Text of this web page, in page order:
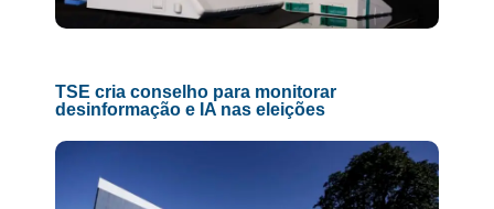
TSE cria conselho para monitorar
desinformação e IA nas eleições